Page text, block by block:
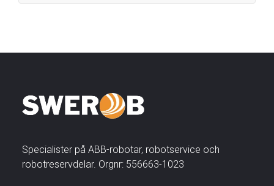
Specialister på ABB-robotar, robotservice och
robotreservdelar. Orgnr: 556663-1023